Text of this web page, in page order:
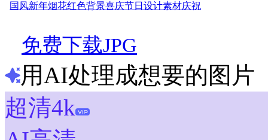
国风新年烟花红色背景喜庆节日 设计素材庆祝
免费下载JPG
用AI处理成想要的图片
超清4k